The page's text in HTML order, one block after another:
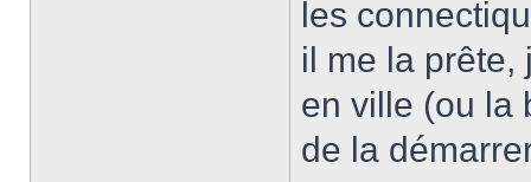
les
il me la prête,
en ville (ou la
de la